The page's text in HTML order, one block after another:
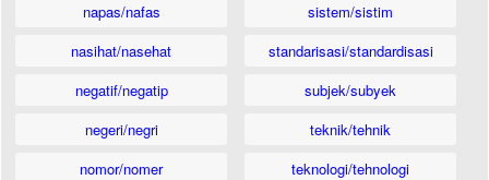
napas/nafas
nasihat/nasehat
negatif/negatip
negeri/negri
nomor/nomer
sistem/sistim
standarisasi/standardisasi
subjek/subyek
teknik/tehnik
teknologi/tehnologi